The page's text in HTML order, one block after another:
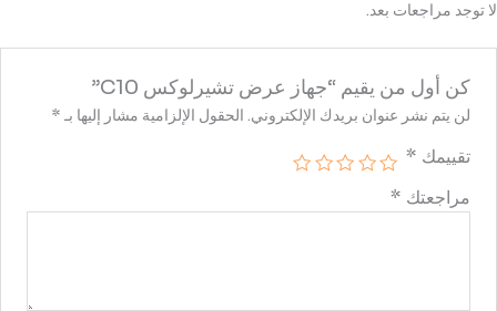
لا توجد مراجعات بعد.
كن أول من يقيم “جهاز عرض تشيرلوكس C10”
لن يتم نشر عنوان بريدك الإلكتروني. الحقول الإلزامية مشار إليها بـ *
تقييمك *
مراجعتك *